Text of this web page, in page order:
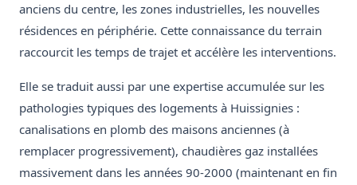
anciens du centre, les zones industrielles, les nouvelles
résidences en périphérie. Cette connaissance du terrain
raccourcit les temps de trajet et accélère les interventions.
Elle se traduit aussi par une expertise accumulée sur les
pathologies typiques des logements à Huissignies :
canalisations en plomb des maisons anciennes (à
remplacer progressivement), chaudières gaz installées
massivement dans les années 90-2000 (maintenant en fin